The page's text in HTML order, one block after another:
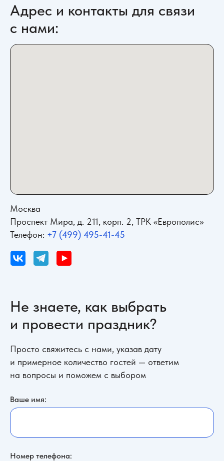
Адрес и контакты для связи
с нами:
Москва
Проспект Мира, д. 211, корп. 2, ТРК «Европолис»
Телефон: +7 (499) 495-41-45
Не знаете, как выбрать
и провести праздник?
Просто свяжитесь с нами, указав дату
и примерное количество гостей — ответим
на вопросы и поможем с выбором
Ваше имя:
Номер телефона: